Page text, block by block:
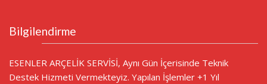
Bilgilendirme
ESENLER ARÇELİK SERVİSİ, Aynı Gün İçerisinde Teknik
Destek Hizmeti Vermekteyiz. Yapılan İşlemler +1 Yıl